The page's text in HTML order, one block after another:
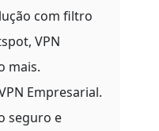
com filtro
VPN
mais.
Empresarial.
seguro e